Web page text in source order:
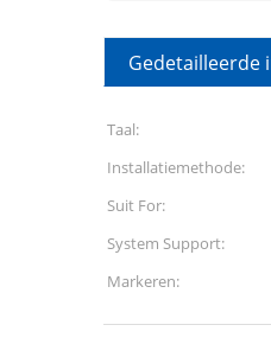
Gedetailleerde
Taal:
Installatiemethode:
Suit For:
System Support:
Markeren: